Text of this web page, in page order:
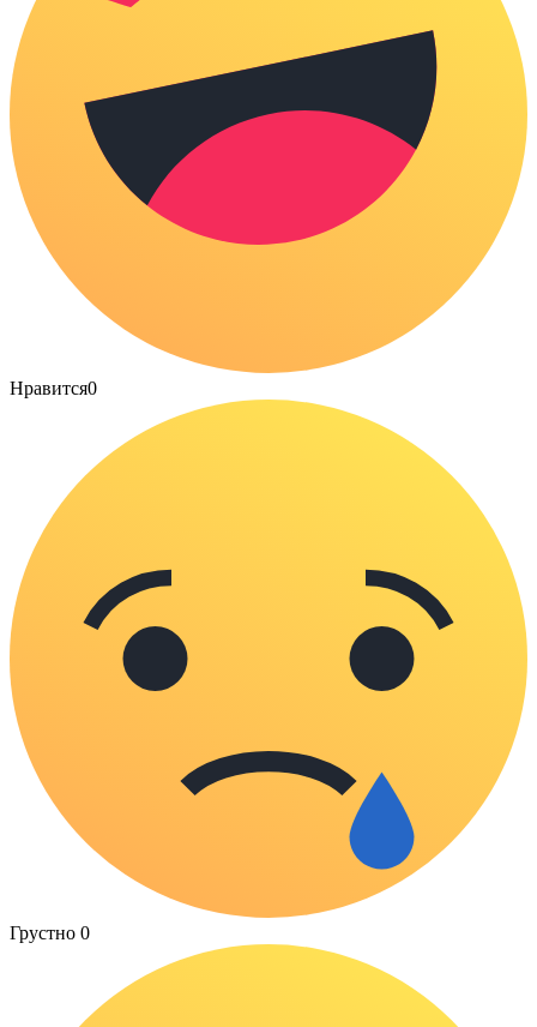
Нравится0
Грустно 0